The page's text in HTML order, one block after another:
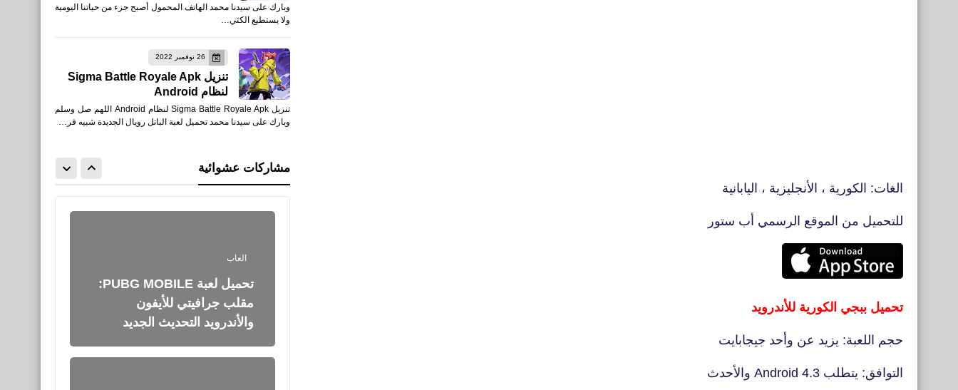
الغات: الكورية ، الأنجليزية ، اليابانية
للتحميل من الموقع الرسمي أب ستور
تحميل ببجي الكورية للأندرويد
حجم اللعبة: يزيد عن وأحد جيجابايت
التوافق: يتطلب Android 4.3 والأحدث
وبارك على سيدنا محمد الهاتف المحمول أصبح جزء من حياتنا اليومية
ولا يستطيع الكثي…
26 نوفمبر 2022
تنزيل Sigma Battle Royale Apk
لنظام Android
تنزيل Sigma Battle Royale Apk لنظام Android اللهم صل وسلم
وبارك على سيدنا محمد تحميل لعبة الباتل رويال الجديدة شبيه فر…
مشاركات عشوائية
الإصدار العالمي في جميع أنحاء
العالم
العاب
رابط تنزيل تحديث PUBG
العالمي للمستخدمين في جميع
أنحاء العالم
العاب
تحميل لعبة PUBG MOBILE:
مقلب جرافيتي للأيفون
والأندرويد التحديث الجديد